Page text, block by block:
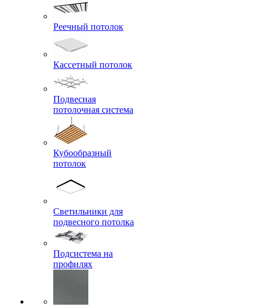
Реечный потолок
Кассетный потолок
Подвесная
потолочная система
Кубообразный
потолок
Светильники для
подвесного потолка
Подсистема на
профилях